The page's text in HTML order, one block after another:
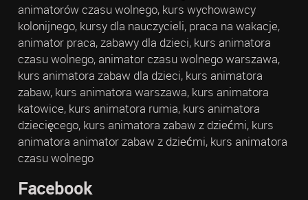
animatorów czasu wolnego, kurs wychowawcy
kolonijnego, kursy dla nauczycieli, praca na wakacje,
animator praca, zabawy dla dzieci, kurs animatora
czasu wolnego, animator czasu wolnego warszawa,
kurs animatora zabaw dla dzieci, kurs animatora
zabaw, kurs animatora warszawa, kurs animatora
katowice, kurs animatora rumia, kurs animatora
dziecięcego, kurs animatora zabaw z dziećmi, kurs
animatora animator zabaw z dziećmi, kurs animatora
czasu wolnego
Facebook